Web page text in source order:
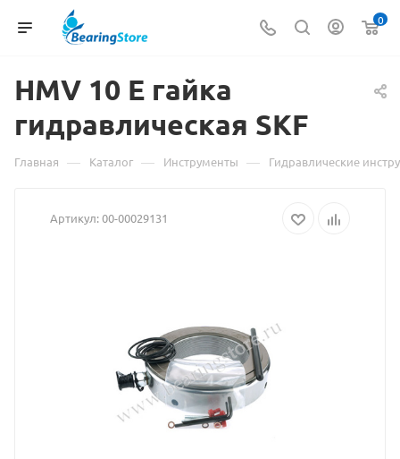
0
HMV 10 E гайка Материал
о
товаре
SKF
взят
гидравлическая SKF
Главная — Каталог — Инструменты — Гидравлические
Артикул:00-00029131